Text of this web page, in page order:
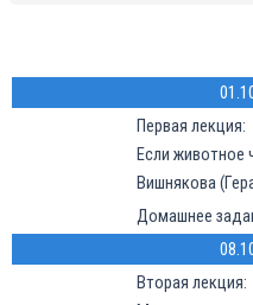
Первая лекция:
Если животное
Вишнякова
Домашнее
Вторая лекция: